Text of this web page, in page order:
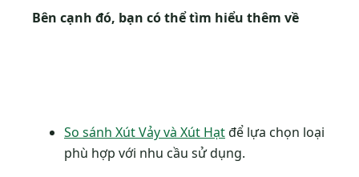
Bên cạnh đó, bạn có thể tìm hiểu thêm về
So sánh Xút Vảy và Xút Hạtđể lựa chọn loại
phù hợp với nhu cầu sử dụng.